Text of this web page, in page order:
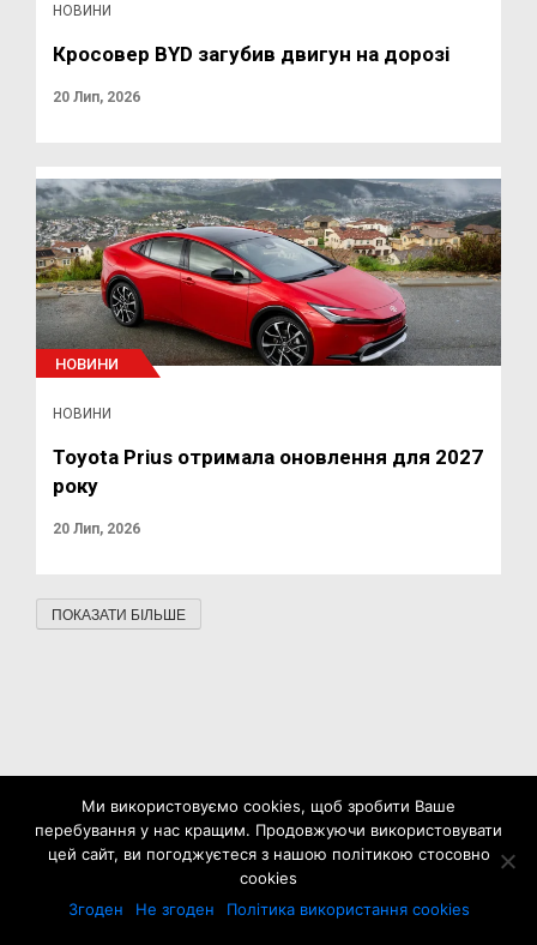
НОВИНИ
Кросовер BYD загубив двигун на дорозі
20 Лип, 2026
НОВИНИ
НОВИНИ
Toyota Prius отримала оновлення для 2027
року
20 Лип, 2026
ПОКАЗАТИ БІЛЬШЕ
Ми використовуємо cookies, щоб зробити Ваше
перебування у нас кращим. Продовжуючи використовувати
цей сайт, ви погоджуєтеся з нашою політикою стосовно
cookies
Згоден
Не згоден Політика використання cookies